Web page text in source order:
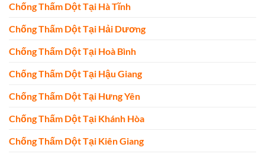
Chống Thấm Dột Tại Hà Tĩnh
Chống Thấm Dột Tại Hải Dương
Chống Thấm Dột Tại Hoà Bình
Chống Thấm Dột Tại Hậu Giang
Chống Thấm Dột Tại Hưng Yên
Chống Thấm Dột Tại Khánh Hòa
Chống Thấm Dột Tại Kiên Giang